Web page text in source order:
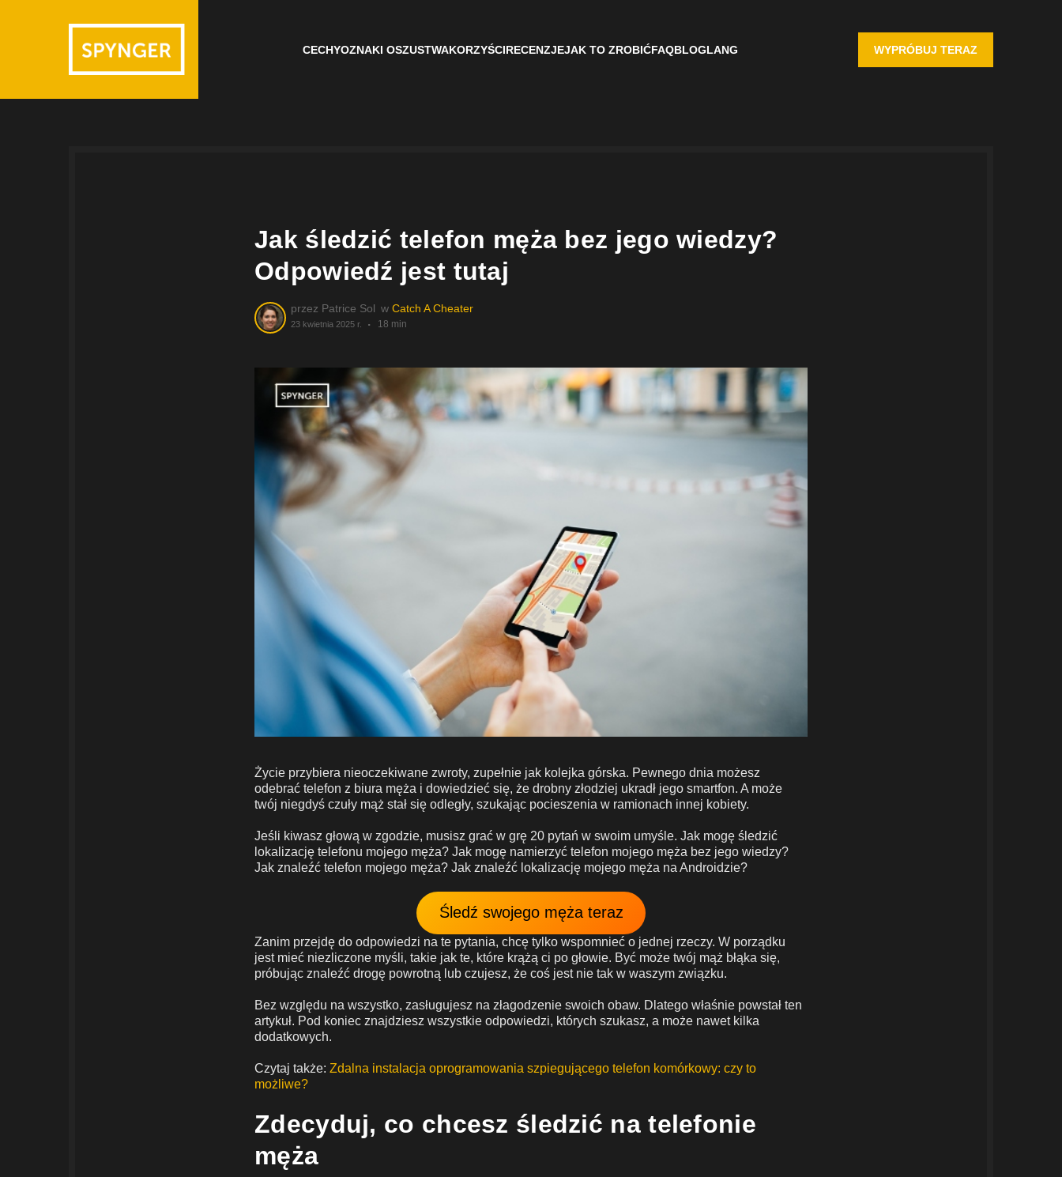
CECHYOZNAKI OSZUSTWAKORZYŚCIRECENZJEJAK TO ZROBIĆFAQBLOGLANG WYPRÓBUJ TERAZ
Jak śledzić telefon męża bez jego wiedzy?
Odpowiedź jest tutaj
przez Patrice Sol w Catch A Cheater
23 kwietnia 2025 r. 18 min
Życie przybiera nieoczekiwane zwroty, zupełnie jak kolejka górska. Pewnego dnia możesz
odebrać telefon z biura męża i dowiedzieć się, że drobny złodziej ukradł jego smartfon. A może
twój niegdyś czuły mąż stał się odległy, szukając pocieszenia w ramionach innej kobiety.
Jeśli kiwasz głową w zgodzie, musisz grać w grę 20 pytań w swoim umyśle. Jak mogę śledzić
lokalizację telefonu mojego męża? Jak mogę namierzyć telefon mojego męża bez jego wiedzy?
Jak znaleźć telefon mojego męża? Jak znaleźć lokalizację mojego męża na Androidzie?
Śledź swojego męża teraz
Zanim przejdę do odpowiedzi na te pytania, chcę tylko wspomnieć o jednej rzeczy. W porządku
jest mieć niezliczone myśli, takie jak te, które krążą ci po głowie. Być może twój mąż błąka się,
próbując znaleźć drogę powrotną lub czujesz, że coś jest nie tak w waszym związku.
Bez względu na wszystko, zasługujesz na złagodzenie swoich obaw. Dlatego właśnie powstał ten
artykuł. Pod koniec znajdziesz wszystkie odpowiedzi, których szukasz, a może nawet kilka
dodatkowych.
Czytaj także: Zdalna instalacja oprogramowania szpiegującego telefon komórkowy: czy to
możliwe?
Zdecyduj, co chcesz śledzić na telefonie
męża